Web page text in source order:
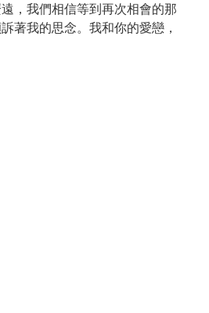
，我們相信等到再次相會的那
著我的思念。我和你的愛戀，